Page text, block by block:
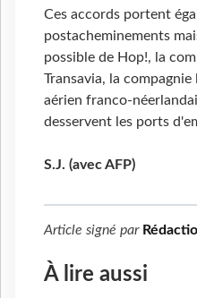
Ces accords portent
postacheminements
possible de Hop!, la
Transavia, la
aérien franco-
desservent les ports
S.J. (avec AFP)
Article signé par
À lire aussi